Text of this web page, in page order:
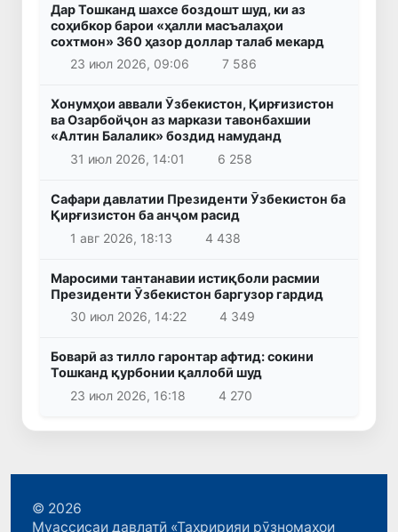
Дар Тошканд шахсе боздошт шуд, ки аз
соҳибкор барои «ҳалли масъалаҳои
сохтмон» 360 ҳазор доллар талаб мекард
23 июл 2026, 09:06
7 586
Хонумҳои аввали Ӯзбекистон, Қирғизистон
ва Озарбойҷон аз маркази тавонбахшии
«Алтин Балалик» боздид намуданд
31 июл 2026, 14:01
6 258
Сафари давлатии Президенти Ӯзбекистон ба
Қирғизистон ба анҷом расид
1 авг 2026, 18:13
4 438
Маросими тантанавии истиқболи расмии
Президенти Ӯзбекистон баргузор гардид
30 июл 2026, 14:22
4 349
Боварӣ аз тилло гаронтар афтид: сокини
Тошканд қурбонии қаллобӣ шуд
23 июл 2026, 16:18
4 270
© 2026
Муассисаи давлатӣ «Таҳририяи рӯзномаҳои